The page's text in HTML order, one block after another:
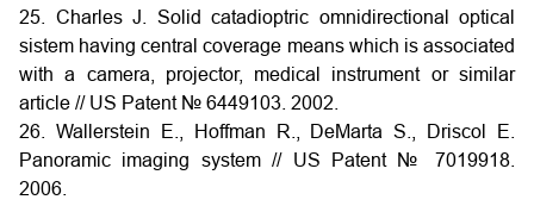
25. Charles J. Solid catadioptric omnidirectional optical
sistem having central coverage means which is associated
with a camera, projector, medical instrument or similar
article // US Patent № 6449103. 2002.
26. Wallerstein E., Hoffman R., DeMarta S., Driscol E.
Panoramic imaging system // US Patent № 7019918.
2006.